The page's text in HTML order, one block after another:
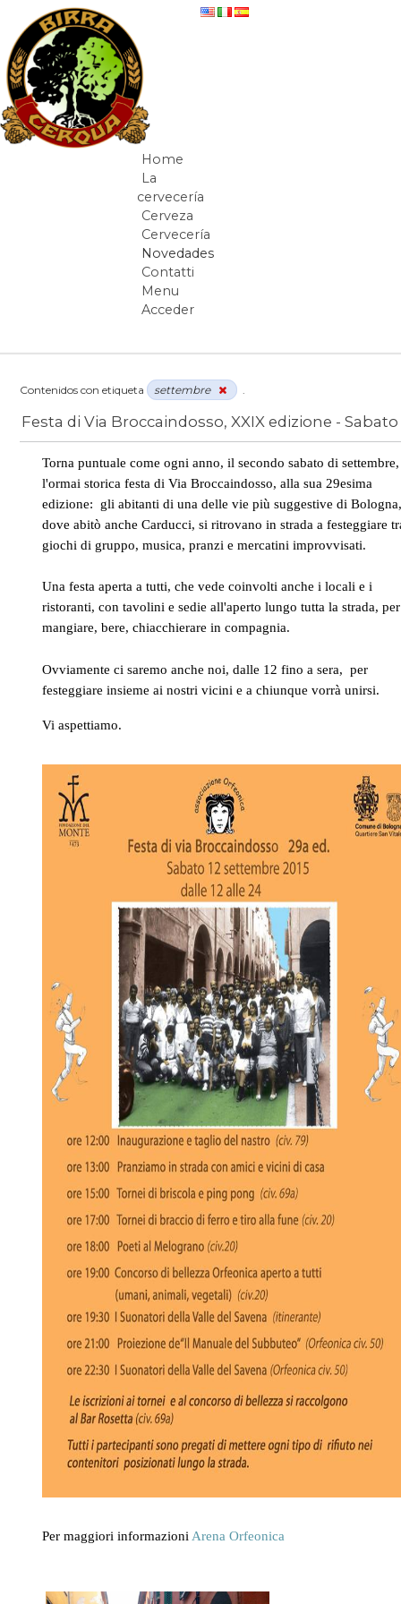
Saltar al contenido
Navegación
Home
La
cervecería
Cerveza
Cervecería
Novedades
Contatti
Menu
Acceder
Camino de migas
Novedades / settembre
Contenidos con etiqueta settembre
Torna puntuale come ogni anno, il secondo sabato di settembre,
l'ormai storica festa di Via Broccaindosso, alla sua 29esima
edizione: gli abitanti di una delle vie più suggestive di
dove abitò anche Carducci, si ritrovano in strada a festeggiare
giochi di gruppo, musica, pranzi e mercatini improvvisati.
Una festa aperta a tutti, che vede coinvolti anche i locali e i
ristoranti, con tavolini e sedie all'aperto lungo tutta la strada, per
mangiare, bere, chiacchierare in compagnia.
Ovviamente ci saremo anche noi, dalle 12 fino a sera, per
festeggiare insieme ai nostri vicini e a chiunque vorrà unirsi.
Vi aspettiamo.
Per maggiori informazioni Arena Orfeonica